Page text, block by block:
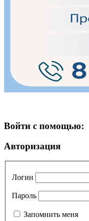
Войти с помощью:
Авторизация
Логин
Пароль
Запомнить меня